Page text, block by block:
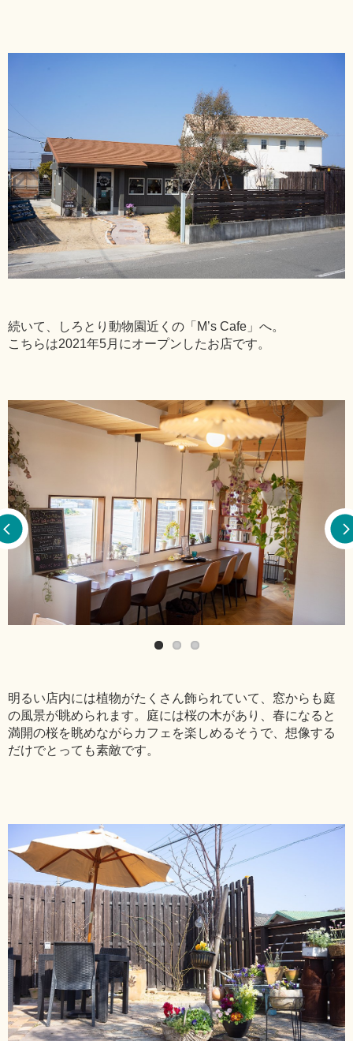
続いて、しろとり動物園近くの「M’s Cafe」へ。
こちらは2021年5月にオープンしたお店です。
明るい店内には植物がたくさん飾られていて、窓からも庭
の風景が眺められます。庭には桜の木があり、春になると
満開の桜を眺めながらカフェを楽しめるそうで、想像する
だけでとっても素敵です。